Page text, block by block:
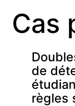
Cas
de
règles